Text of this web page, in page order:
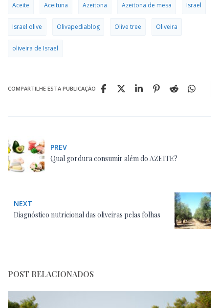
Aceite Aceituna Azeitona Azeitona de mesa Israel
Israel olive Olivapediablog Olive tree Oliveira
oliveira de Israel
COMPARTILHE ESTA PUBLICAÇÃO
PREV
Qual gordura consumir além do AZEITE?
NEXT
Diagnóstico nutricional das oliveiras pelas folhas
POST RELACIONADOS